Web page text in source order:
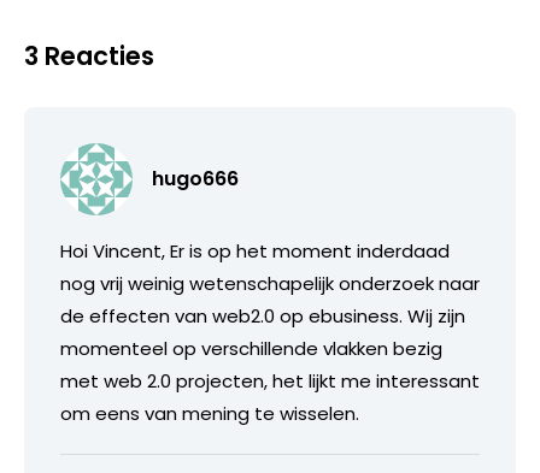
3 Reacties
hugo666
Hoi Vincent, Er is op het moment inderdaad
nog vrij weinig wetenschapelijk onderzoek naar
de effecten van web2.0 op ebusiness. Wij zijn
momenteel op verschillende vlakken bezig
met web 2.0 projecten, het lijkt me interessant
om eens van mening te wisselen.